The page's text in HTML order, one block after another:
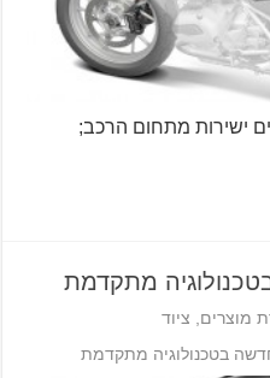
ישירות מתחום הרכב;
מוצרים
ציוד